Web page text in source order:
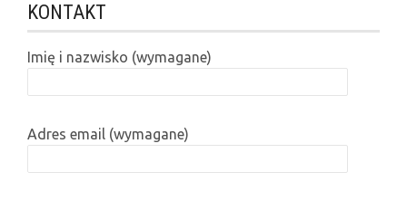
KONTAKT
Imię i nazwisko (wymagane)
Adres email (wymagane)